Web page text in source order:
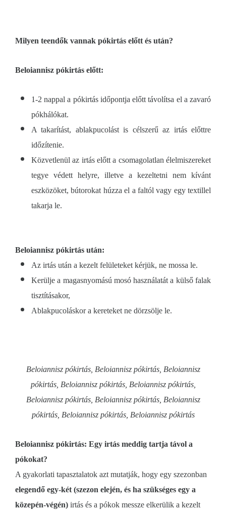
Milyen teendők vannak pókirtás előtt és után?
Beloiannisz pókirtás előtt:
1-2 nappal a pókirtás időpontja előtt távolítsa el a zavaró
pókhálókat.
A takarítást, ablakpucolást is célszerű az irtás előttre
időzítenie.
Közvetlenül az irtás előtt a csomagolatlan élelmiszereket
tegye védett helyre, illetve a kezeltetni nem kívánt
eszközöket, bútorokat húzza el a faltól vagy egy textillel
takarja le.
Beloiannisz pókirtás után:
Az irtás után a kezelt felületeket kérjük, ne mossa le.
Kerülje a magasnyomású mosó használatát a külső falak
tisztításakor,
Ablakpucoláskor a kereteket ne dörzsölje le.
Beloiannisz pókirtás, Beloiannisz pókirtás, Beloiannisz
pókirtás, Beloiannisz pókirtás, Beloiannisz pókirtás,
Beloiannisz pókirtás, Beloiannisz pókirtás, Beloiannisz
pókirtás, Beloiannisz pókirtás, Beloiannisz pókirtás
Beloiannisz pókirtás: Egy irtás meddig tartja távol a
pókokat?
A gyakorlati tapasztalatok azt mutatják, hogy egy szezonban
elegendő egy-két (szezon elején, és ha szükséges egy a
közepén-végén) irtás és a pókok messze elkerülik a kezelt